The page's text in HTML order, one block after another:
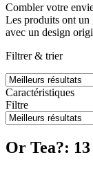
Combler votre
Les produits ont un
avec un design
Filtrer & trier
Caractéristiques
Filtre
Or Tea?: